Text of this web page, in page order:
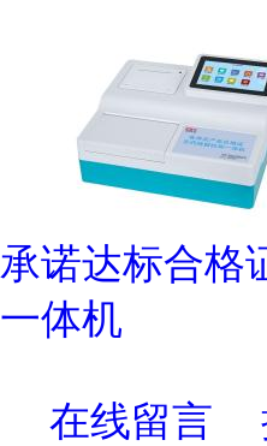
承诺达标合格
一体机
在线留言